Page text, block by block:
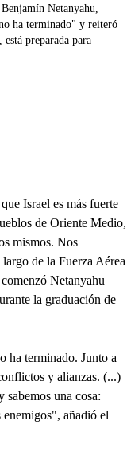
Netanyahu,
ha terminado" y reiteró
preparada para
Israel es más fuerte
de Oriente Medio,
mismos. Nos
de la Fuerza Aérea
Netanyahu
la graduación de
ha terminado. Junto a
y alianzas. (...)
sabemos una cosa:
enemigos", añadió el